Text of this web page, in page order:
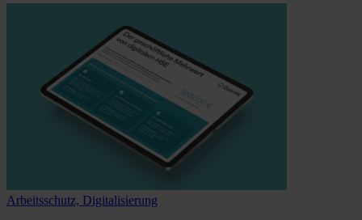
Arbeitsschutz, Digitalisierung